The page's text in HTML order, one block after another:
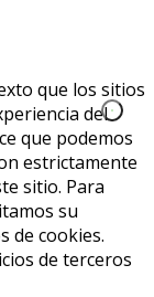
que los sitios
del
que podemos
estrictamente
sitio. Para
su
de cookies.
de terceros